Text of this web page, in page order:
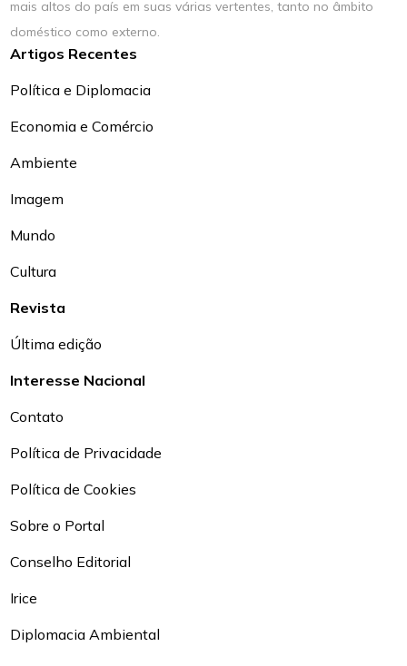
mais altos do país em suas várias vertentes, tanto no âmbito
doméstico como externo.
Artigos Recentes
Política e Diplomacia
Economia e Comércio
Ambiente
Imagem
Mundo
Cultura
Revista
Última edição
Interesse Nacional
Contato
Política de Privacidade
Política de Cookies
Sobre o Portal
Conselho Editorial
Irice
Diplomacia Ambiental